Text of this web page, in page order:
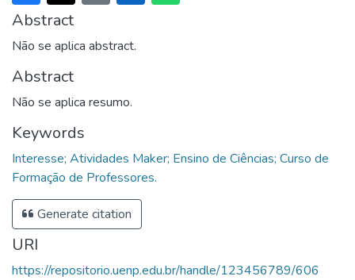
Abstract
Não se aplica abstract.
Abstract
Não se aplica resumo.
Keywords
Interesse; Atividades Maker; Ensino de Ciências; Curso de
Formação de Professores.
Generate citation
URI
https://repositorio.uenp.edu.br/handle/123456789/606